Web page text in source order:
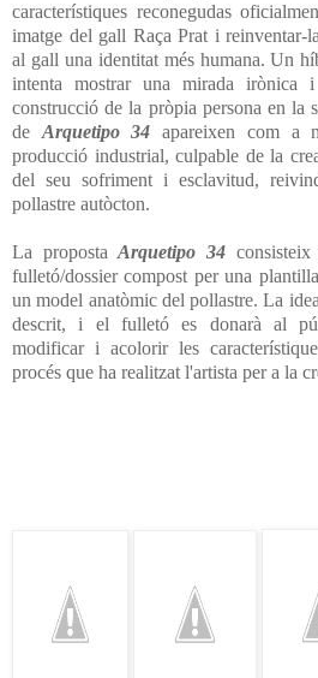
característiques reconegudas
imatge del gall Raça Prat i reinventar-
al gall una identitat més humana. Un
intenta mostrar una mirada
construcció de la pròpia persona en la
de Arquetipo 34 apareixen com a
producció industrial, culpable de la
del seu sofriment i esclavitud,
pollastre autòcton.
La propostaArquetipo 34
fulletó/dossier compost per una
un model anatòmic del pollastre. La
descrit, i el fulletó es donarà al
modificar i acolorir les
procés que ha realitzat l'artista per a la